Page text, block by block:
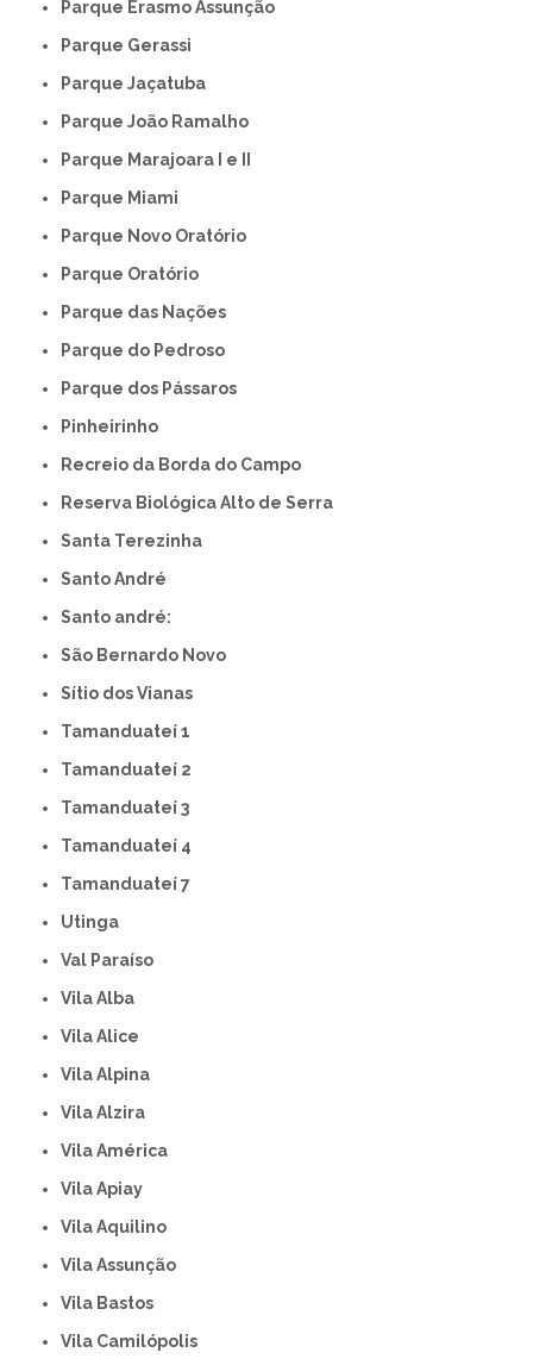
Parque Erasmo Assunção
Parque Gerassi
Parque Jaçatuba
Parque João Ramalho
Parque Marajoara I e II
Parque Miami
Parque Novo Oratório
Parque Oratório
Parque das Nações
Parque do Pedroso
Parque dos Pássaros
Pinheirinho
Recreio da Borda do Campo
Reserva Biológica Alto de Serra
Santa Terezinha
Santo André
Santo andré:
São Bernardo Novo
Sítio dos Vianas
Tamanduateí 1
Tamanduateí 2
Tamanduateí 3
Tamanduateí 4
Tamanduateí 7
Utinga
Val Paraíso
Vila Alba
Vila Alice
Vila Alpina
Vila Alzira
Vila América
Vila Apiay
Vila Aquilino
Vila Assunção
Vila Bastos
Vila Camilópolis